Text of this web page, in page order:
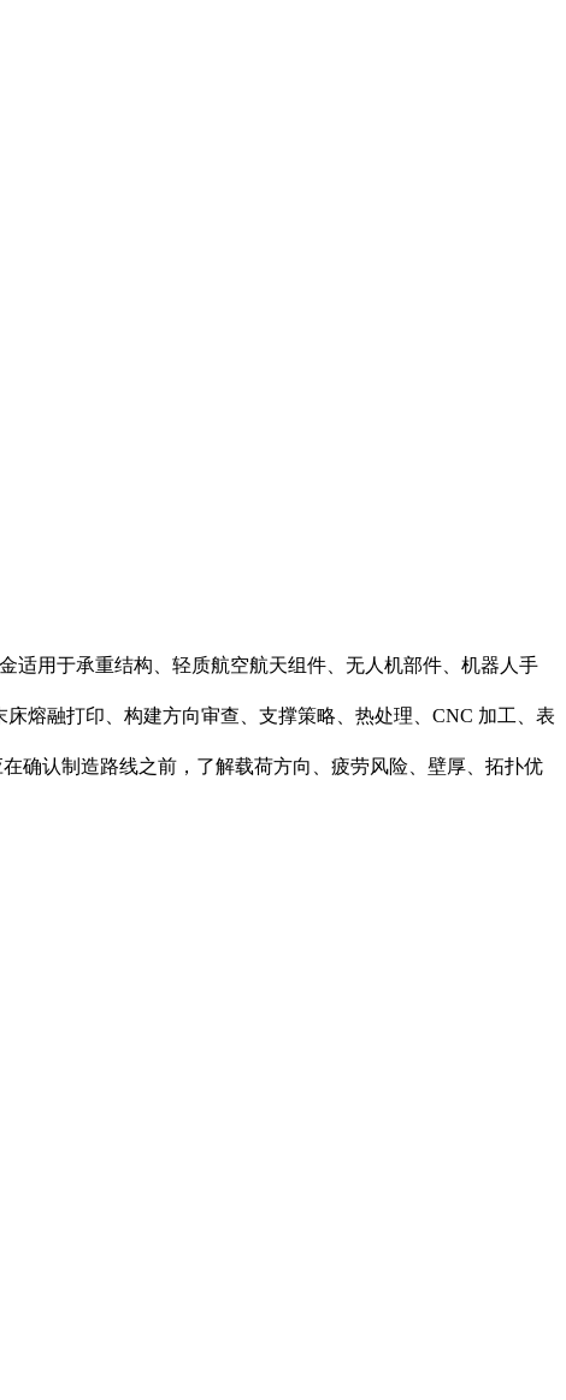
适用于承重结构、轻质航空航天组件、无人机部件、机器人手
熔融打印、构建方向审查、支撑策略、热处理、CNC 加工、表
确认制造路线之前，了解载荷方向、疲劳风险、壁厚、拓扑优